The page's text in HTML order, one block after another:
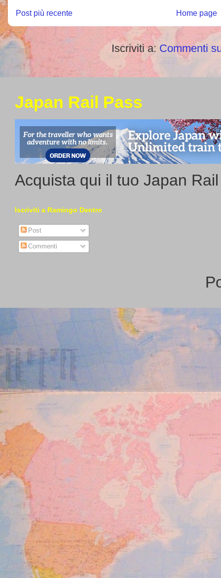
Post più recente Home page
Iscriviti a: Commenti
Japan Rail Pass
Acquista qui il tuo Japan
Iscriviti a Ramingo Dentro
Post
Commenti